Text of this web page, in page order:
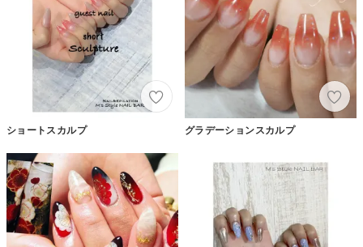
ショートスカルプ グラデーションスカルプ